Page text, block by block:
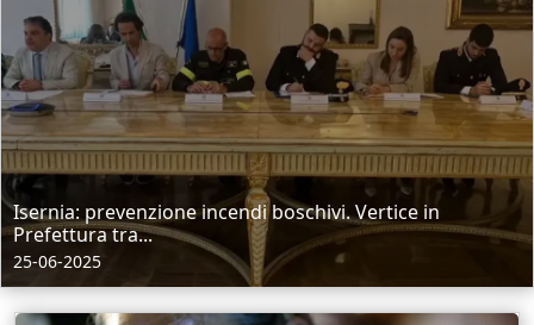
Isernia: prevenzione incendi boschivi. Vertice in
Prefettura tra...
25-06-2025